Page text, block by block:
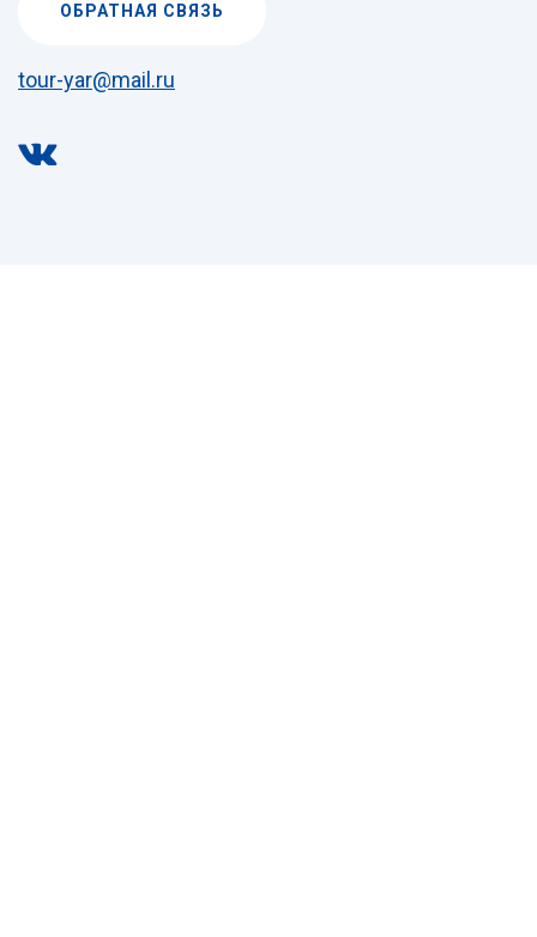
ОБРАТНАЯ СВЯЗЬ
tour-yar@mail.ru